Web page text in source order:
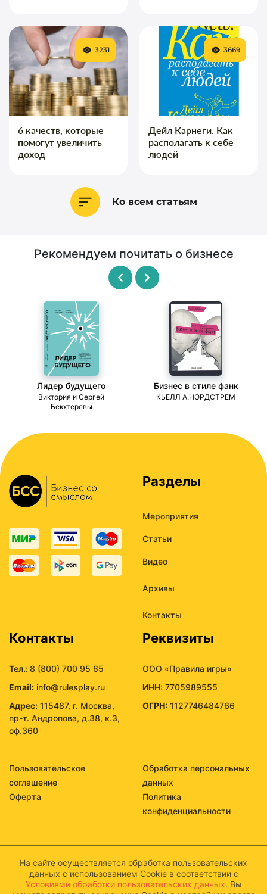
6 качеств, которые
помогут увеличить
доход
3231
Дейл Карнеги. Как
располагать к себе
людей
3669
Ко всем статьям
Рекомендуем почитать о бизнесе
Лидер будущего
Виктория и Сергей
Бекхтеревы
Бизнес в стиле фанк
КЬЕЛЛ А.НОРДСТРЕМ
Разделы
Мероприятия
Статьи
Видео
Архивы
Контакты
Контакты
Тел.:8 (800) 700 95 65
Email: info@rulesplay.ru
Адрес: 115487, г. Москва,
пр-т. Андропова, д.38, к.3,
оф.360
Реквизиты
ООО «Правила игры»
ИНН: 7705989555
ОГРН: 1127746484766
Пользовательское
соглашение
Обработка персональных
данных
Оферта
Политика
конфиденциальности
На сайте осуществляется обработка пользовательских
данных с использованием Cookie в соответствии с
Условиями обработки пользовательских данных. Вы